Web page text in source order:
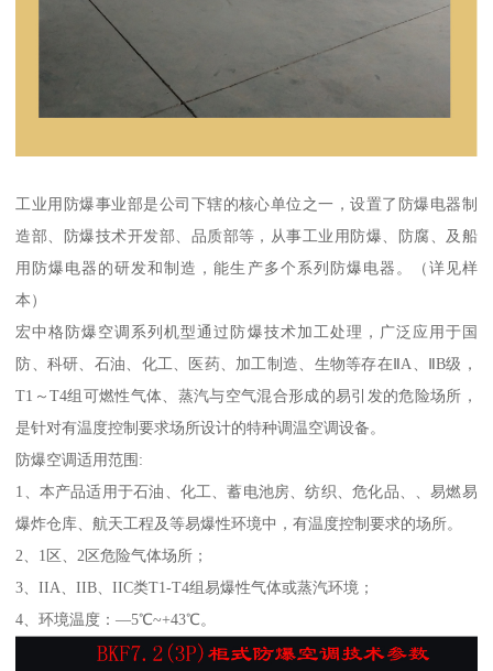
工业用防爆事业部是公司下辖的核心单位之一，设置了防爆电器制
造部、防爆技术开发部、品质部等，从事工业用防爆、防腐、及船
用防爆电器的研发和制造，能生产多个系列防爆电器。（详见样
本）
宏中格防爆空调系列机型通过防爆技术加工处理，广泛应用于国
防、科研、石油、化工、医药、加工制造、生物等存在ⅡA、ⅡB级，
T1～T4组可燃性气体、蒸汽与空气混合形成的易引发的危险场所，
是针对有温度控制要求场所设计的特种调温空调设备。
防爆空调适用范围:
1、本产品适用于石油、化工、蓄电池房、纺织、危化品、、易燃易
爆炸仓库、航天工程及等易爆性环境中，有温度控制要求的场所。
2、1区、2区危险气体场所；
3、IIA、IIB、IIC类T1-T4组易爆性气体或蒸汽环境；
4、环境温度：—5℃~+43℃。